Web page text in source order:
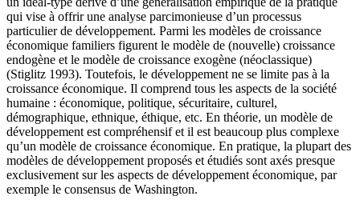
qui vise à offrir une analyse parcimonieuse d’un processus
particulier de développement. Parmi les modèles de croissance
économique familiers figurent le modèle de (nouvelle) croissance
endogène et le modèle de croissance exogène (néoclassique)
(Stiglitz 1993). Toutefois, le développement ne se limite pas à la
croissance économique. Il comprend tous les aspects de la société
humaine : économique, politique, sécuritaire, culturel,
démographique, ethnique, éthique, etc. En théorie, un modèle de
développement est compréhensif et il est beaucoup plus complexe
qu’un modèle de croissance économique. En pratique, la plupart des
modèles de développement proposés et étudiés sont axés presque
exclusivement sur les aspects de développement économique, par
exemple le consensus de Washington.